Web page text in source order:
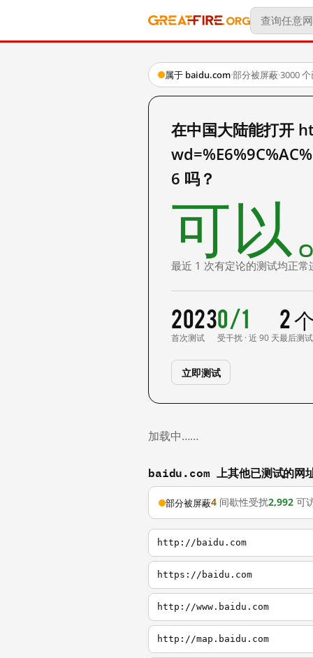
属于 baidu.com·部分被屏蔽·3000
在中国大陆能打开
6 吗？
可以
最近 1 次有定论的测试均正常
2023
首次测试
0/1
受干扰 · 近 90 天
2
最后测试
立即测试
加载中……
baidu.com 上其他已测试的网
部分被屏蔽4 间歇性受扰2,992 可
http://baidu.com
https://baidu.com
http://www.baidu.com
http://map.baidu.com